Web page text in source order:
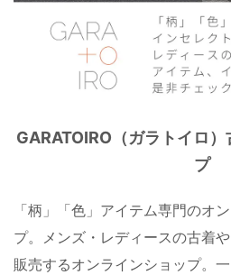
GARATOIRO（ガラトイロ
プ
「柄」「色」アイテム専門のオ
プ。メンズ・レディースの古着
販売するオンラインショップ。